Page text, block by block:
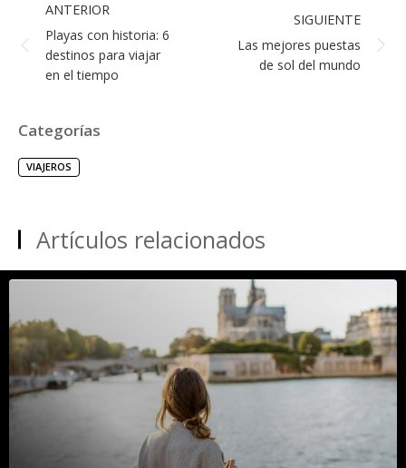
ANTERIOR
Playas con historia: 6
destinos para viajar
en el tiempo
SIGUIENTE
Las mejores puestas
de sol del mundo
Categorías
VIAJEROS
Artículos relacionados